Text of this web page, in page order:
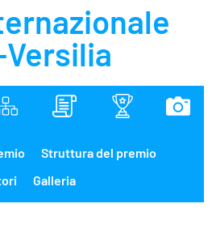
Struttura del premio
Galleria